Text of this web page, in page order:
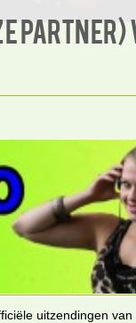
uitzendingen van